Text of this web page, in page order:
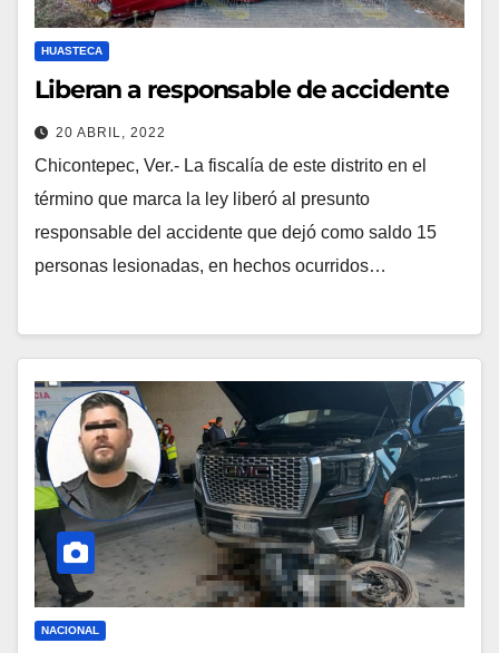
HUASTECA
Liberan a responsable de accidente
20 ABRIL, 2022
Chicontepec, Ver.- La fiscalía de este distrito en el
término que marca la ley liberó al presunto
responsable del accidente que dejó como saldo 15
personas lesionadas, en hechos ocurridos…
NACIONAL